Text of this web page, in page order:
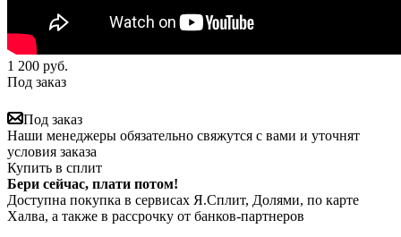
1 200 руб.
Под заказ
Под заказ
Наши менеджеры обязательно свяжутся с вами и уточнят
условия заказа
Купить в сплит
Бери сейчас, плати потом!
Доступна покупка в сервисах Я.Сплит, Долями, по карте
Халва, а также в рассрочку от банков-партнеров